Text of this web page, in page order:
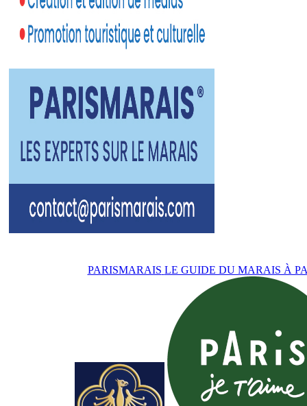
PARISMARAIS LE GUIDE DU MARAIS À